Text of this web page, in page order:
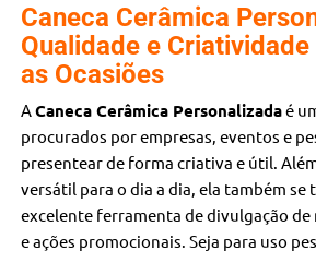
Caneca Cerâmica
Qualidade e
as Ocasiões
ACaneca Cerâmica Personalizadaé
procurados por empresas, eventos e
presentear de forma criativa e útil.
versátil para o dia a dia, ela também se
excelente ferramenta de divulgação de
e ações promocionais. Seja para uso